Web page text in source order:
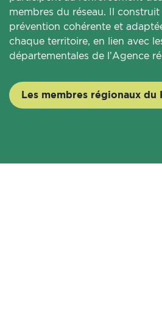
membres du réseau. Il
prévention cohérente et
chaque territoire, en lien avec
départementales de l’Agence
Les membres régionaux du